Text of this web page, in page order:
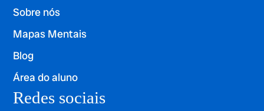
Sobre nós
Mapas Mentais
Blog
Área do aluno
Redes sociais